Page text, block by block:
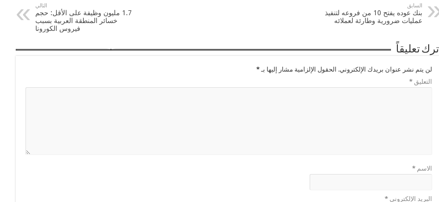
السابق
بنك عوده يفتح 10 من فروعه لتنفيذ
عمليات ضرورية وطارئة لعملائه
التالي
1.7 مليون وظيفة على الأقل: حجم
خسائر المنطقة العربية بسبب
فيروس الكورونا
تعليقاً
لن يتم نشر عنوان بريدك الإلكتروني. الحقول الإلزامية مشار إليها بـ*
التعليق *
الاسم *
البريد الإلكتروني *